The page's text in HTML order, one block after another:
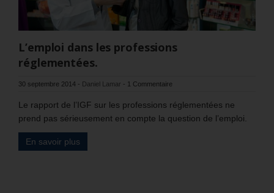
L’emploi dans les professions
réglementées.
30 septembre 2014 - Daniel Lamar - 1 Commentaire
Le rapport de l’IGF sur les professions réglementées ne
prend pas sérieusement en compte la question de l’emploi.
En savoir plus